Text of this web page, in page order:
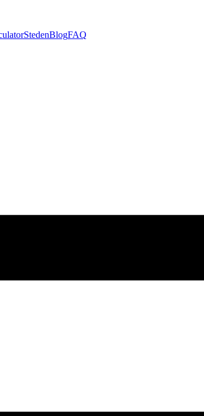
StedenBlogFAQ